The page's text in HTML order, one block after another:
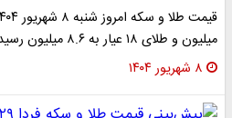
میلیون و طلای ۱۸ عیار به ۸.۶ میلیون رسید. جزئیات…
۸ شهریور ۱۴۰۴